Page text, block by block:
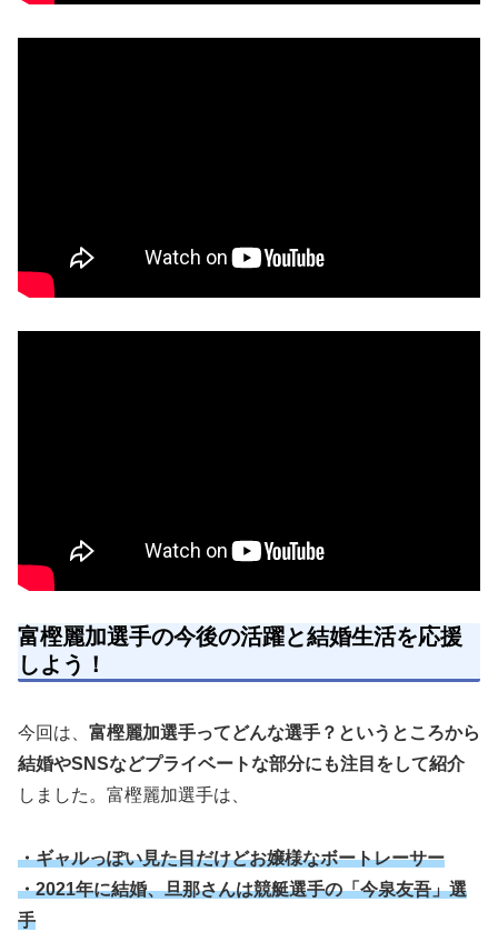
富樫麗加選手の今後の活躍と結婚生活を応援
しよう！
今回は、 富樫麗加選手ってどんな選手？というところから
結婚やSNSなどプライベートな部分にも注目をして紹介
しました。富樫麗加選手は、
・ギャルっぽい見た目だけどお嬢様なボートレーサー
・2021年に結婚、旦那さんは競艇選手の「今泉友吾」選
手